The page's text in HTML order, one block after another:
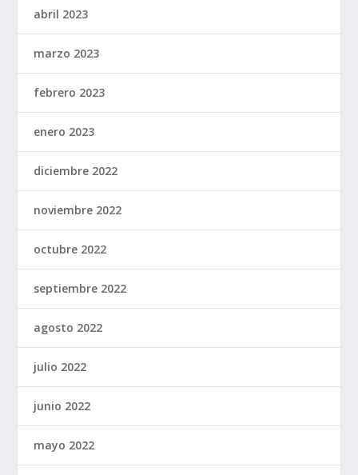
abril 2023
marzo 2023
febrero 2023
enero 2023
diciembre 2022
noviembre 2022
octubre 2022
septiembre 2022
agosto 2022
julio 2022
junio 2022
mayo 2022